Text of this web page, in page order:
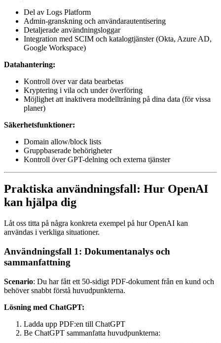
Del av Logs Platform
Admin-granskning och användarautentisering
Detaljerade användningsloggar
Integration med SCIM och katalogtjänster (Okta, Azure AD,
Google Workspace)
Datahantering:
Kontroll över var data bearbetas
Kryptering i vila och under överföring
Möjlighet att inaktivera modellträning på dina data (för vissa
planer)
Säkerhetsfunktioner:
Domain allow/block lists
Gruppbaserade behörigheter
Kontroll över GPT-delning och externa tjänster
Praktiska användningsfall: Hur OpenAI
kan hjälpa dig
Låt oss titta på några konkreta exempel på hur OpenAI kan
användas i verkliga situationer.
Användningsfall 1: Dokumentanalys och
sammanfattning
Scenario: Du har fått ett 50-sidigt PDF-dokument från en kund och
behöver snabbt förstå huvudpunkterna.
Lösning med ChatGPT:
Ladda upp PDF:en till ChatGPT
Be ChatGPT sammanfatta huvudpunkterna: